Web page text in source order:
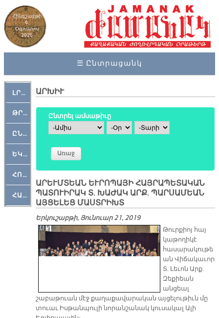
Հինգշաբթի
6,
Օգոստոս
2026
☰ Ընտրացանկ
ԼՐԱՀՈՍ
ԹՐՔԱՀԱՅ ԿԵԱՆՔ
ԸՆԿԵՐԱՄՇԱԿՈՒԹԱՅԻՆ
ԵԿԵՂԵՑԱԿԱՆ
ՀՈԳԵՄՏԱՒՈՐ
ՀԱՐԹԱԿ
ԱՐԽԻՒ
Ընտրել ամսաթիւը
Ամիս
Օր Տարի
ԱՐԵՒՄՏԵԱՆ ԵՒՐՈՊԱՅԻ ՀԱՅՐԱՊԵՏԱԿԱՆ
ՊԱՏՈՒԻՐԱԿ Տ. ԽԱԺԱԿ ԱՐՔ. ՊԱՐՍԱՄԵԱՆ
ԱՅՑԵԼԵՑ ՄԱՍՏՐԻԽՏ
Երկուշաբթի, Յունուար 21, 2019
Թուրքիոյ հայ
կաթողիկէ
հասարակութե
ան Վիճակաւոր
Տ. Լեւոն Արք.
Զեքիեան
անցեալ
շաբաթուան մէջ քաղաքավարական այցելութիւն մը
տուաւ Իսթանպուլի նորանշանակ կուսակալ Ալի